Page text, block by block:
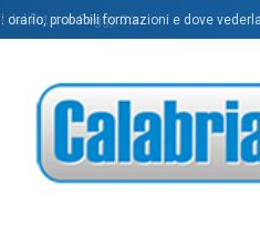
flirt con Peggy Gou
probabili formazioni e dove vederla